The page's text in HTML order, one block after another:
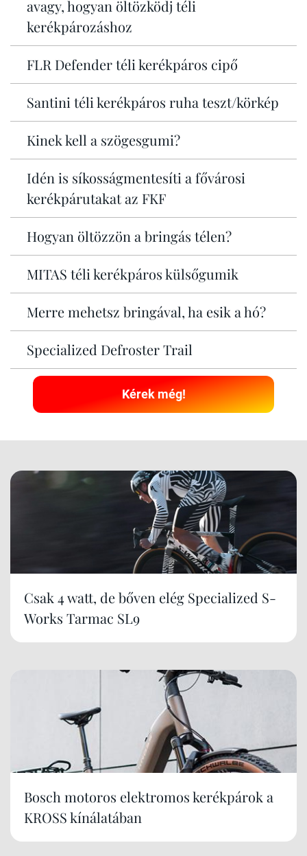
avagy, hogyan öltözködj téli
kerékpározáshoz
FLR Defender téli kerékpáros cipő
Santini téli kerékpáros ruha teszt/körkép
Kinek kell a szögesgumi?
Idén is síkosságmentesíti a fővárosi
kerékpárutakat az FKF
Hogyan öltözzön a bringás télen?
MITAS téli kerékpáros külsőgumik
Merre mehetsz bringával, ha esik a hó?
Specialized Defroster Trail
Kérek még!
Csak 4 watt, de bőven elég Specialized S-
Works Tarmac SL9
Bosch motoros elektromos kerékpárok a
KROSS kínálatában